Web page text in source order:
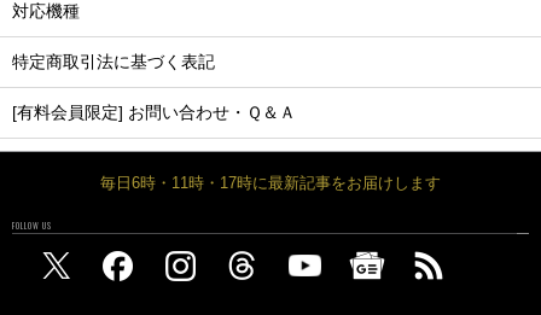
対応機種
特定商取引法に基づく表記
[有料会員限定] お問い合わせ・Ｑ＆Ａ
毎日6時・11時・17時に最新記事をお届けします
FOLLOW US